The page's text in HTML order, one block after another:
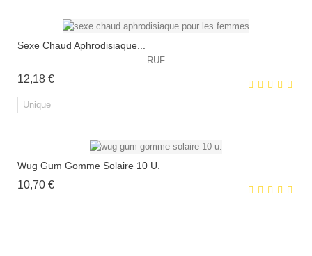
EXCLUSIVITÉ WEB !
Sexe Chaud Aphrodisiaque...
RUF
12,18 €Prix
Unique
Wug Gum Gomme Solaire 10 U.
10,70 €Prix